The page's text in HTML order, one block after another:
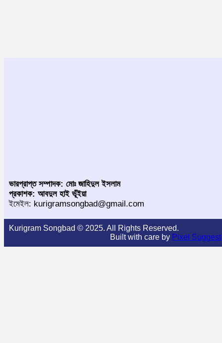
ভারপ্রাপ্ত সম্পাদক: মোঃ জাহিদুল ইসলাম
প্রকাশক: আবদুল হাই ভূঁইয়া
ইমেইল: kurigramsongbad@gmail.com
Kurigram Songbad © 2025. All Rights Reserved.
Built with care by Pixel Suggest